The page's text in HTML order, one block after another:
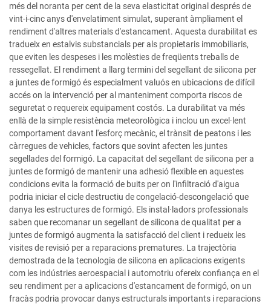
més del noranta per cent de la seva elasticitat original després de
vint-i-cinc anys d'envelatiment simulat, superant àmpliament el
rendiment d'altres materials d'estancament. Aquesta durabilitat es
tradueix en estalvis substancials per als propietaris immobiliaris,
que eviten les despeses i les molèsties de freqüents treballs de
ressegellat. El rendiment a llarg termini del segellant de silicona per
a juntes de formigó és especialment valuós en ubicacions de difícil
accés on la intervenció per al manteniment comporta riscos de
seguretat o requereix equipament costós. La durabilitat va més
enllà de la simple resistència meteorològica i inclou un excel·lent
comportament davant l'esforç mecànic, el trànsit de peatons i les
càrregues de vehicles, factors que sovint afecten les juntes
segellades del formigó. La capacitat del segellant de silicona per a
juntes de formigó de mantenir una adhesió flexible en aquestes
condicions evita la formació de buits per on l'infiltració d'aigua
podria iniciar el cicle destructiu de congelació-descongelació que
danya les estructures de formigó. Els instal·ladors professionals
saben que recomanar un segellant de silicona de qualitat per a
juntes de formigó augmenta la satisfacció del client i redueix les
visites de revisió per a reparacions prematures. La trajectòria
demostrada de la tecnologia de silicona en aplicacions exigents
com les indústries aeroespacial i automotriu ofereix confiança en el
seu rendiment per a aplicacions d'estancament de formigó, on un
fracàs podria provocar danys estructurals importants i reparacions